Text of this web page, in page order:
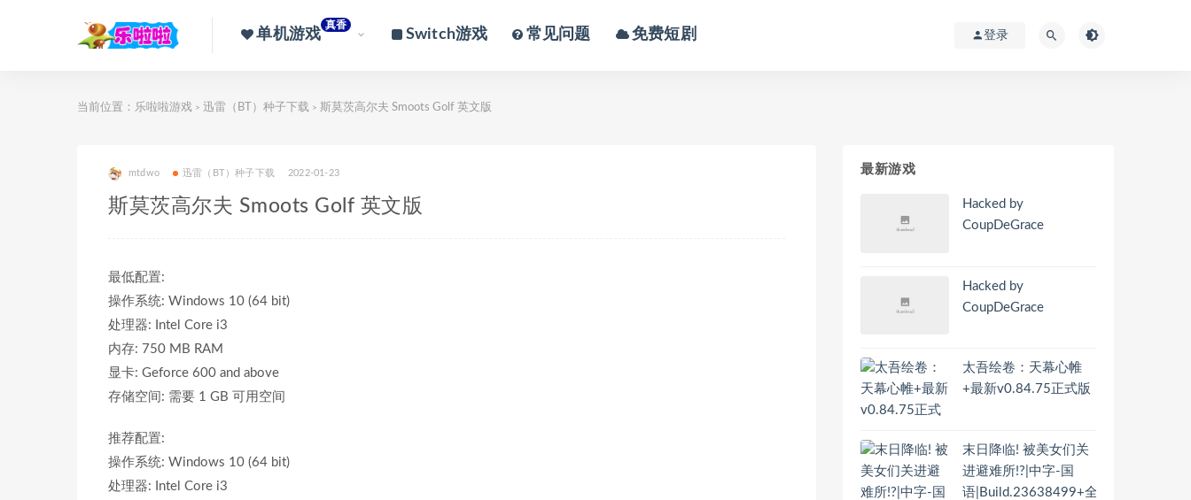
单机游戏
真香
Switch游戏 常见问题 免费短剧 登录
当前位置： 乐啦啦游戏 > 迅雷（BT）种子下载 > 斯莫茨高尔夫 Smoots Golf 英文版
mtdwo 迅雷（BT）种子下载 2022-01-23
斯莫茨高尔夫 Smoots Golf 英文版
最低配置:
操作系统: Windows 10 (64 bit)
处理器: Intel Core i3
内存: 750 MB RAM
显卡: Geforce 600 and above
存储空间: 需要 1 GB 可用空间
推荐配置:
操作系统: Windows 10 (64 bit)
处理器: Intel Core i3
最新游戏
Hacked by
CoupDeGrace
Hacked by
CoupDeGrace
太吾绘卷：天幕心帷
+最新v0.84.75正式版
末日降临! 被美女们关
进避难所!?|中字-国
语|Build.23638499+全